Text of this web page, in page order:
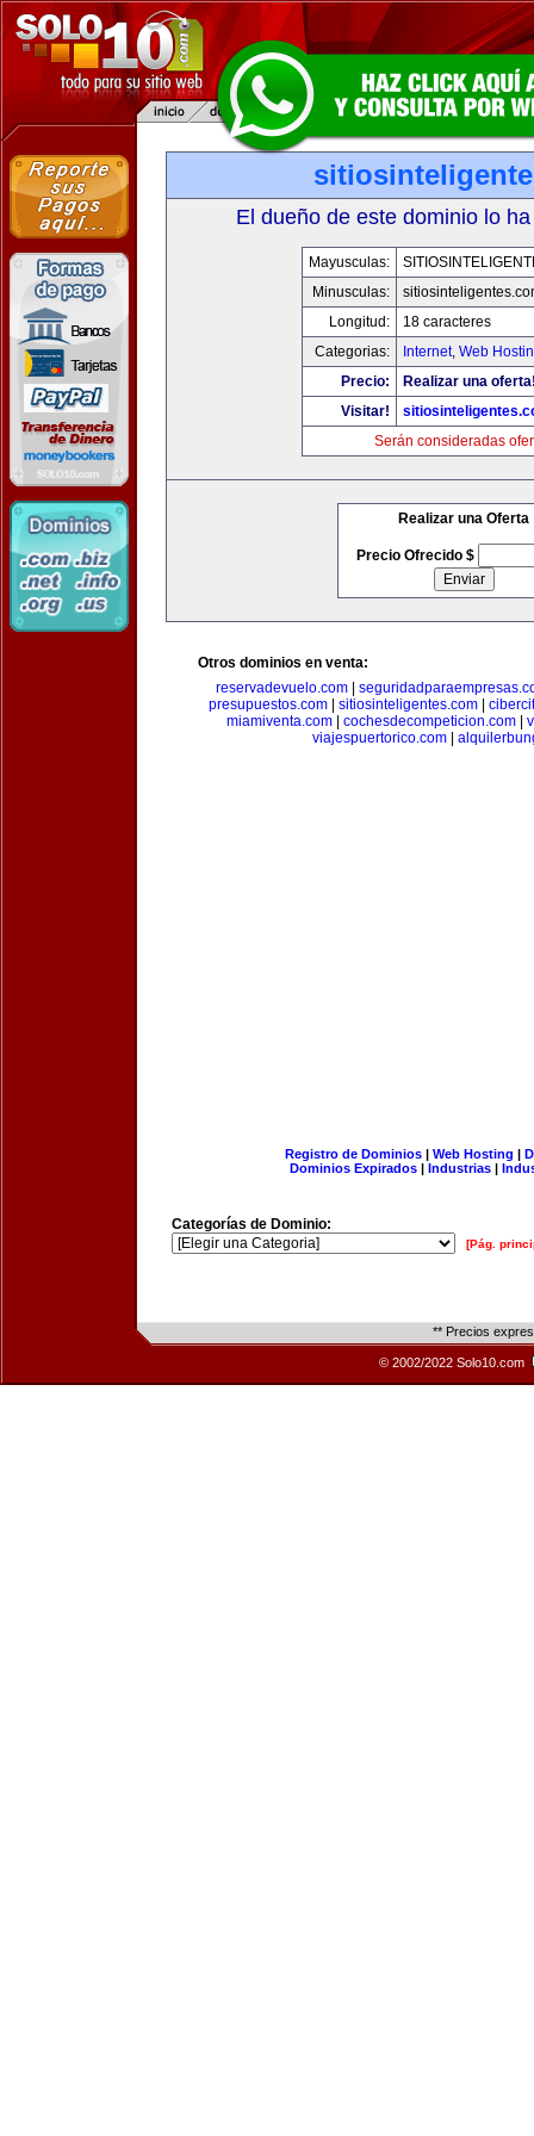
El dueño de este dominio lo
Mayusculas:
Minusculas:
Longitud:
18 caracteres
Categorias:
Internet, Web
Precio:
Realizar una
Visitar!
Serán consideradas
Realizar una Oferta
Precio Ofrecido $
Otros dominios en venta:
reservadevuelo.com
presupuestos.com| sitiosinteligentes.com|
miamiventa.com
cochesdecompeticion.com
viajespuertorico.com|
Registro de Dominios| Web Hosting |
Dominios Expirados | Industrias |
Categorías de Dominio:
[Pág.
** Precios
© 2002/2022 Solo10.com